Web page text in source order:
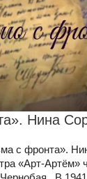
Нина
с фронта».
«Арт-Артём»